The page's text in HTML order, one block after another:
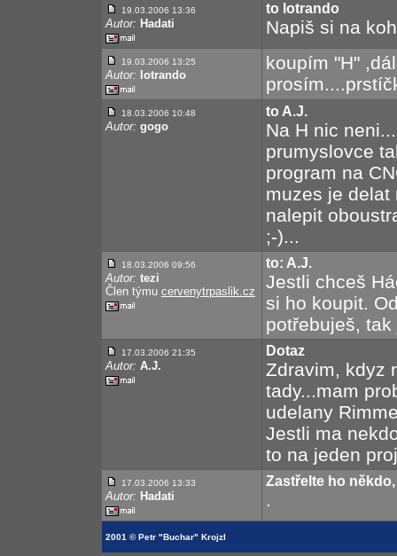
19.03.2006 13:36
Autor: Hadati
to lotrando
Napiš si na
19.03.2006 13:25
Autor: lotrando
koupím "H"
18.03.2006 10:48
Autor: gogo
to A.J.
Na H nic
prumyslovce
program na
muzes je delat
nalepit
;-)...
18.03.2006 09:56
Autor: tezi
Člen týmu cervenytrpaslik.cz
to: A.J.
Jestli chceš
si ho koupit.
potřebuješ,
17.03.2006 21:35
Autor: A.J.
Dotaz
Zdravim, kdyz
tady...mam
udelany
Jestli ma
to na jeden
17.03.2006 13:33
Autor: Hadati
Zastřelte ho
.
2001 © Petr "Buchar" Krojzl